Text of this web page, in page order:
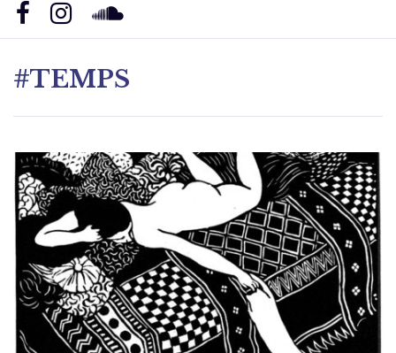
#TEMPS